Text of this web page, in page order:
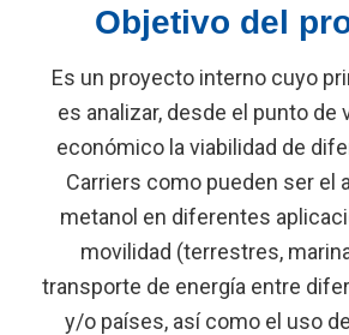
Objetivo del
Es un proyecto interno cuyo
es analizar, desde el punto de
económico la viabilidad de
Carriers como pueden ser el
metanol en diferentes
movilidad (terrestres,
transporte de energía entre
y/o países, así como el uso